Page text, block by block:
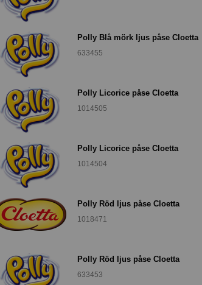
Polly Blå mörk ljus påse Cloetta
633455
Polly Licorice påse Cloetta
1014505
Polly Licorice påse Cloetta
1014504
Polly Röd ljus påse Cloetta
1018471
Polly Röd ljus påse Cloetta
633453